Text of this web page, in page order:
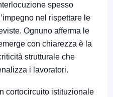
spesso
nel rispettare le
Ognuno afferma le
con chiarezza è la
strutturale che
i lavoratori.
cortocircuito istituzionale